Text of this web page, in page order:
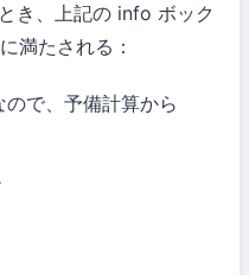
き、上記の info ボック
満たされる：
ので、予備計算から